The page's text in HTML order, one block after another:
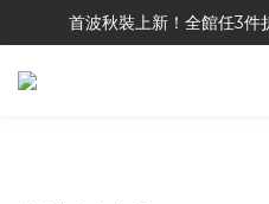
首波秋裝上新！全館任3件